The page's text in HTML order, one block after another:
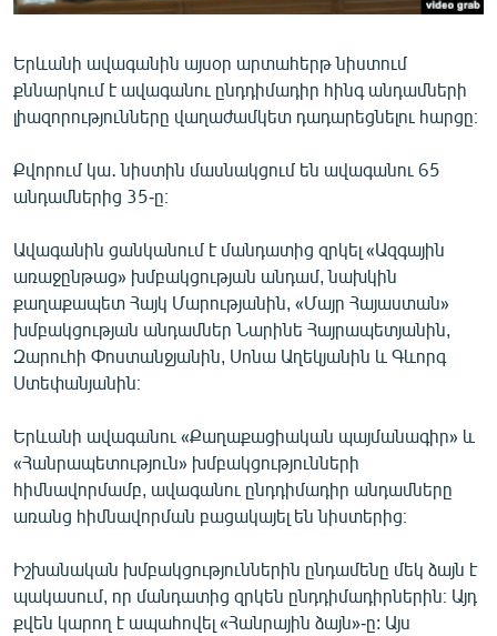
ԱՐԽԻՎ
ՏԵՍԱՆՅՈՒԹԵՐ
ՁԳՏԵԼՈՎ ԼԱՎԱԳՈՒՅՆԻՆ
Հայերեն
English
Русский
ՀԵՏԵՎԵՔ ՄԵԶ
«Ազատության» բոլոր կայքերը
Երևանի ավագանին այսօր արտահերթ նիստում
քննարկում է ավագանու ընդդիմադիր հինգ անդամների
լիազորությունները վաղաժամկետ դադարեցնելու հարցը։
Քվորում կա․ նիստին մասնակցում են ավագանու 65
անդամներից 35-ը։
Ավագանին ցանկանում է մանդատից զրկել «Ազգային
առաջընթաց» խմբակցության անդամ, նախկին
քաղաքապետ Հայկ Մարությանին, «Մայր Հայաստան»
խմբակցության անդամներ Նարինե Հայրապետյանին,
Զարուհի Փոստանջյանին, Սոնա Աղեկյանին և Գևորգ
Ստեփանյանին։
Երևանի ավագանու «Քաղաքացիական պայմանագիր» և
«Հանրապետություն» խմբակցությունների
հիմնավորմամբ, ավագանու ընդդիմադիր անդամները
առանց հիմնավորման բացակայել են նիստերից։
Իշխանական խմբակցություններին ընդամենը մեկ ձայն է
պակասում, որ մանդատից զրկեն ընդդիմադիրներին։ Այդ
քվեն կարող է ապահովել «Հանրային ձայն»-ը: Այս